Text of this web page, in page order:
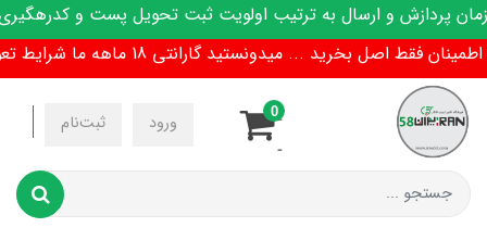
و ارسال به ترتیب اولویت ثبت تحویل پست و کدرهگیری
فقط اصل بخرید ... میدونستید گارانتی 18 ماهه ما شرایط تعویض هم داره !
ورود ثبت‌نام
-
-
0